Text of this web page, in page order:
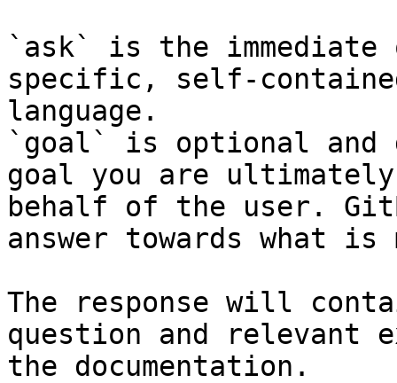
`ask` is the
specific, self-
language.
`goal` is optional and
goal you are
behalf of the user.
answer towards what
The response will
question and relevant
the documentation.